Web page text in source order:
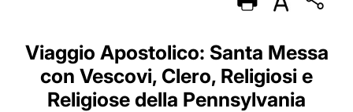
PORTUGUÊS
ESPAÑOL
DEUTSCH
POLSKI
Viaggio Apostolico: Santa Messa
con Vescovi, Clero, Religiosi e
Religiose della Pennsylvania